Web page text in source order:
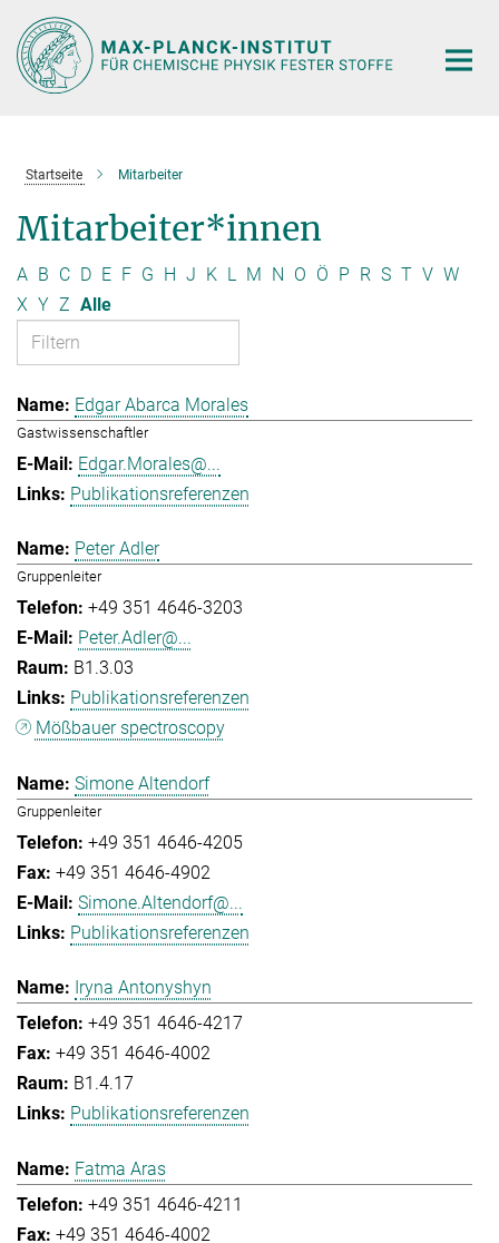
Hauptinhalt
Startseite Mitarbeiter
Mitarbeiter*innen
A B C D E F G H J K L M N O Ö P R S T V W
X Y Z Alle
Edgar Abarca Morales
Gastwissenschaftler
Edgar.Morales@...
Publikationsreferenzen
Peter Adler
Gruppenleiter
+49 351 4646-3203
Peter.Adler@...
B1.3.03
Publikationsreferenzen
Mößbauer spectroscopy
Simone Altendorf
Gruppenleiter
+49 351 4646-4205
+49 351 4646-4902
Simone.Altendorf@...
Publikationsreferenzen
Iryna Antonyshyn
+49 351 4646-4217
+49 351 4646-4002
B1.4.17
Publikationsreferenzen
Fatma Aras
+49 351 4646-4211
+49 351 4646-4002